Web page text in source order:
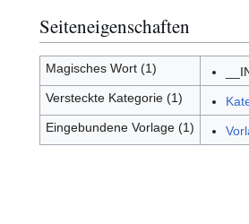
Seiteneigenschaften
Magisches Wort (1)
Versteckte Kategorie (1)
Eingebundene Vorlage (1)